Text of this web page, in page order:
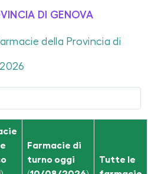
DI GENOVA
della Provincia di
Farmacie di
turno oggi
Tutte le